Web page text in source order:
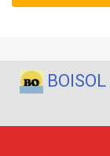
BOISOL